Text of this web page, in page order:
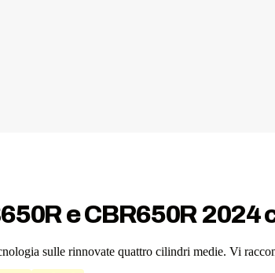
e CBR650R
sulle rinnovate quattro cilindri medie. Vi